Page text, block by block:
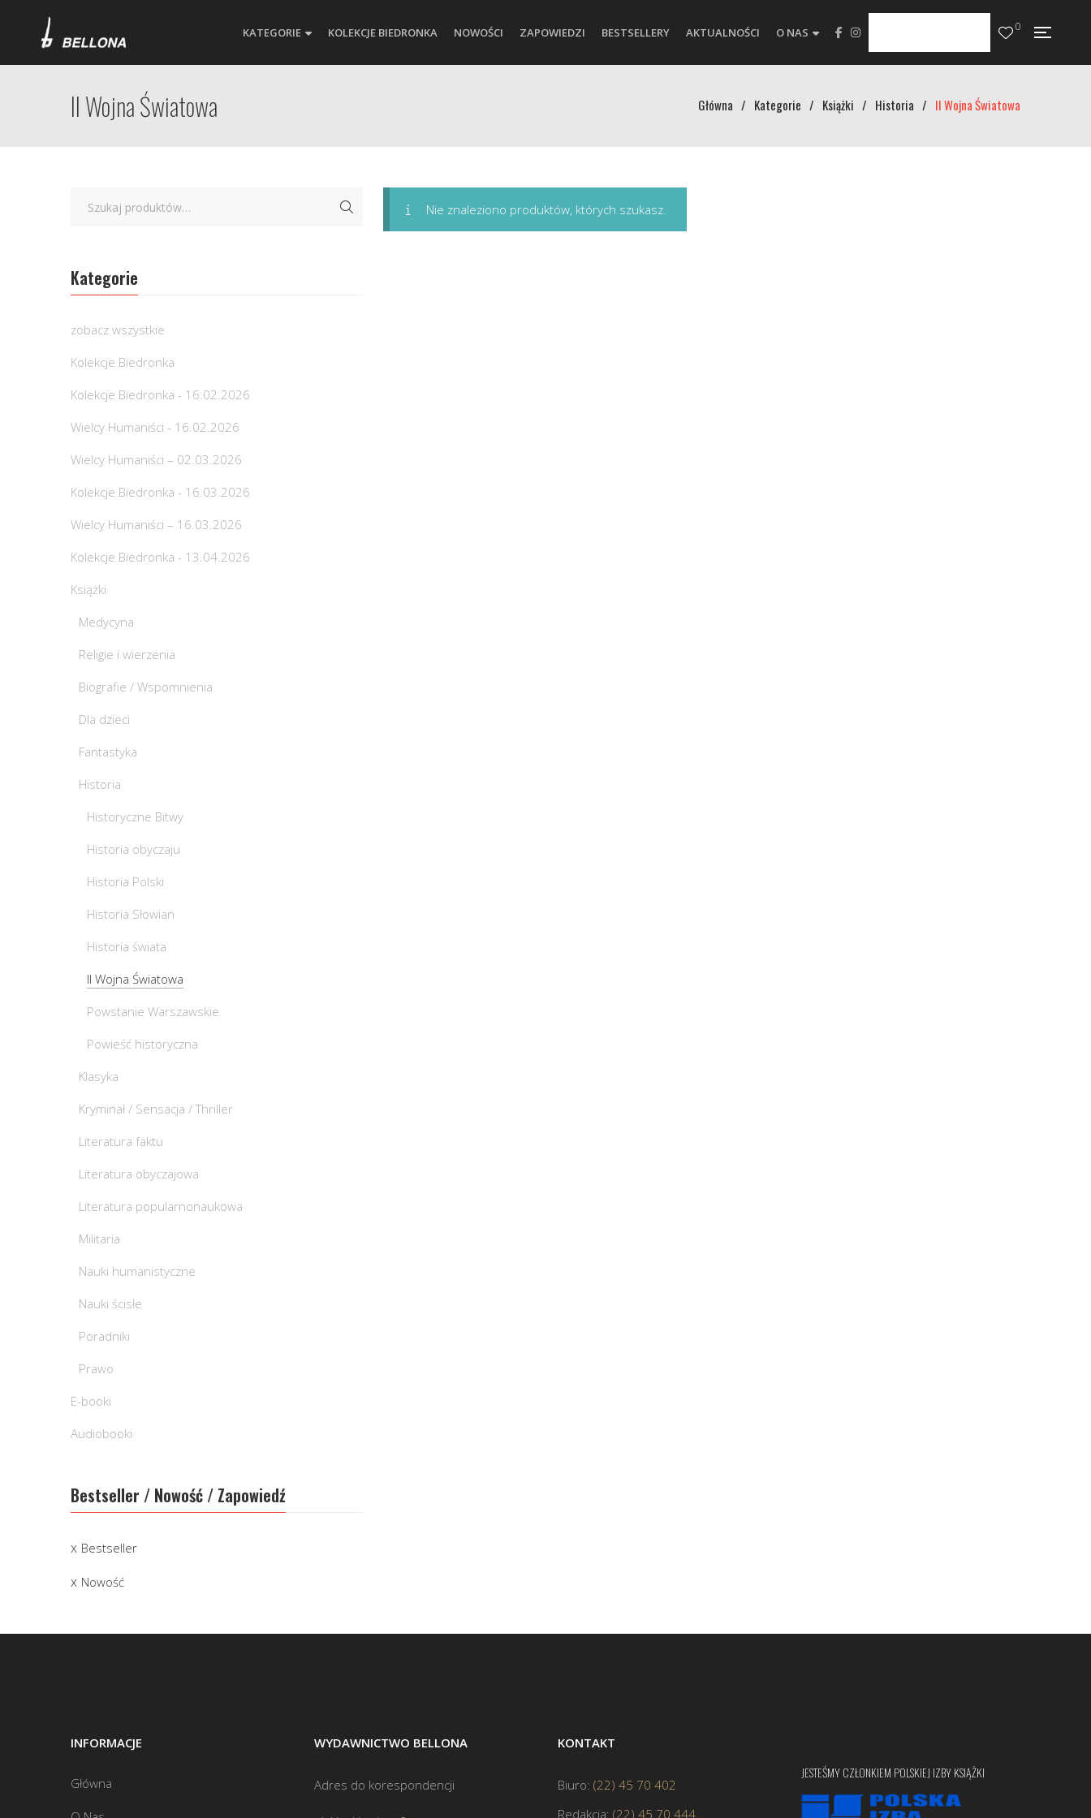
KATEGORIE KOLEKCJE BIEDRONKA NOWOŚCI ZAPOWIEDZI BESTSELLERY AKTUALNOŚCI O NAS 0
II Wojna Światowa Główna / Kategorie / Książki / Historia / II Wojna Światowa
Nie znaleziono produktów, których szukasz.
Kategorie
zobacz wszystkie
Kolekcje Biedronka
Kolekcje Biedronka - 16.02.2026
Wielcy Humaniści - 16.02.2026
Wielcy Humaniści – 02.03.2026
Kolekcje Biedronka - 16.03.2026
Wielcy Humaniści – 16.03.2026
Kolekcje Biedronka - 13.04.2026
Książki
Medycyna
Religie i wierzenia
Biografie / Wspomnienia
Dla dzieci
Fantastyka
Historia
Historyczne Bitwy
Historia obyczaju
Historia Polski
Historia Słowian
Historia świata
II Wojna Światowa
Powstanie Warszawskie
Powieść historyczna
Klasyka
Kryminał / Sensacja / Thriller
Literatura faktu
Literatura obyczajowa
Literatura popularnonaukowa
Militaria
Nauki humanistyczne
Nauki ścisłe
Poradniki
Prawo
E-booki
Audiobooki
Bestseller / Nowość / Zapowiedź
Bestseller
Nowość
INFORMACJE
Główna
WYDAWNICTWO BELLONA
Adres do korespondencji
KONTAKT
Biuro: (22) 45 70 402
Redakcja: (22) 45 70 444
JESTEŚMY CZŁONKIEM POLSKIEJ IZBY KSIĄŻKI